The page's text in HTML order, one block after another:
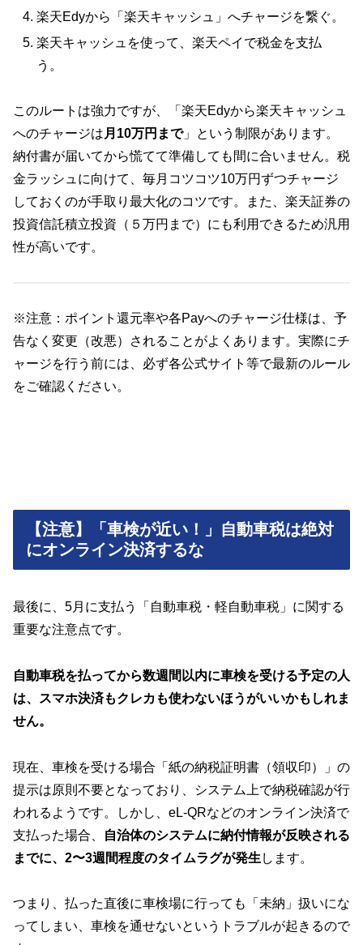
楽天Edyから「楽天キャッシュ」へチャージを繋ぐ。
楽天キャッシュを使って、楽天ペイで税金を支払
う。
このルートは強力ですが、「楽天Edyから楽天キャッシュ
へのチャージは月10万円まで」という制限があります。
納付書が届いてから慌てて準備しても間に合いません。税
金ラッシュに向けて、毎月コツコツ10万円ずつチャージ
しておくのが手取り最大化のコツです。また、楽天証券の
投資信託積立投資（５万円まで）にも利用できるため汎用
性が高いです。
※注意：ポイント還元率や各Payへのチャージ仕様は、予
告なく変更（改悪）されることがよくあります。実際にチ
ャージを行う前には、必ず各公式サイト等で最新のルール
をご確認ください。
【注意】「車検が近い！」自動車税は絶対
にオンライン決済するな
最後に、5月に支払う「自動車税・軽自動車税」に関する
重要な注意点です。
自動車税を払ってから数週間以内に車検を受ける予定の人
は、スマホ決済もクレカも使わないほうがいいかもしれま
せん。
現在、車検を受ける場合「紙の納税証明書（領収印）」の
提示は原則不要となっており、システム上で納税確認が行
われるようです。しかし、eL-QRなどのオンライン決済で
支払った場合、
自治体のシステムに納付情報が反映される
までに、2〜3週間程度のタイムラグが発生 します。
つまり、払った直後に車検場に行っても「未納」扱いにな
ってしまい、車検を通せないというトラブルが起きるので